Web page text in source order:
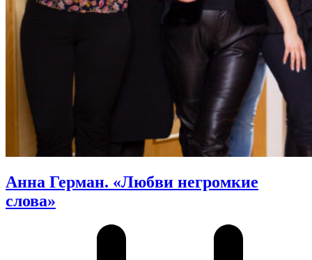
Анна Герман. «Любви негромкие
слова»